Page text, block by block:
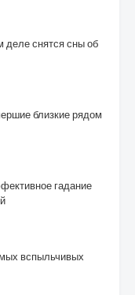
деле снятся сны об
близкие рядом
гадание
вспыльчивых